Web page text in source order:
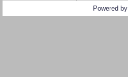
Powered by